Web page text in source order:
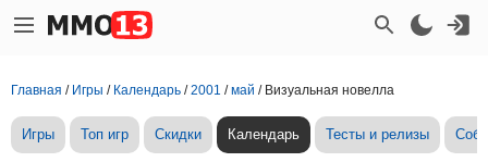
Главная / Игры / Календарь /2001 /май / Визуальная новелла
Игры Топ игр Скидки Календарь Тесты и релизы